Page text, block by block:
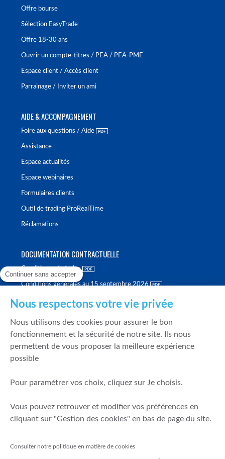
Offre bourse
Sélection EasyTrade
Offre 18-30 ans
Ouvrir un compte-titres / PEA / PEA-PME
Espace client / Accès client
Parrainage / Inviter un ami
AIDE & ACCOMPAGNEMENT
Foire aux questions / Aide
Assistance
Espace actualités
Espace webinaires
Formulaires clients
Outil de trading ProRealTime
Réclamations
DOCUMENTATION CONTRACTUELLE
Conditions générales
Conditions générales au 15 septembre 2026
Politique de meilleure sélection
Politique de durabilité
Fonds de garantie des dépôts et de résolution
Mentions légales
Prévention de la fraude
Continuer sans accepter
Nous respectons votre vie privée
Nous utilisons des cookies pour assurer le bon
fonctionnement et la sécurité de notre site. Ils nous
permettent de vous proposer la meilleure expérience
possible
Pour paramétrer vos choix, cliquez sur Je choisis.
Vous pouvez retrouver et modifier vos préférences en
cliquant sur "Gestion des cookies" en bas de page du site.
Consulter notre politique en matière de cookies